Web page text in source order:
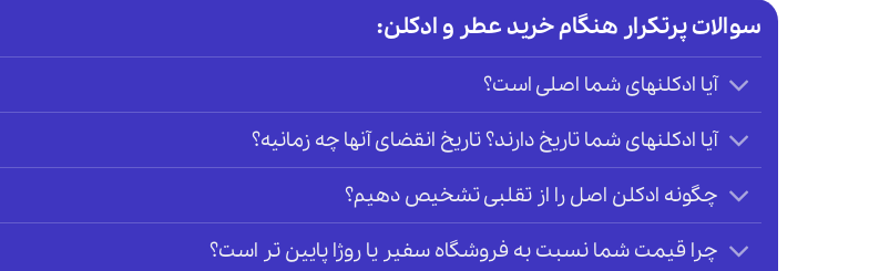
سوالات پرتکرار هنگام خرید عطر و ادکلن:
آیا ادکلنهای شما اصلی است؟
آیا ادکلنهای شما تاریخ دارند؟ تاریخ انقضای آنها چه زمانیه؟
چگونه ادکلن اصل را از تقلبی تشخیص دهیم؟
چرا قیمت شما نسبت به فروشگاه سفیر یا روژا پایین تر است؟